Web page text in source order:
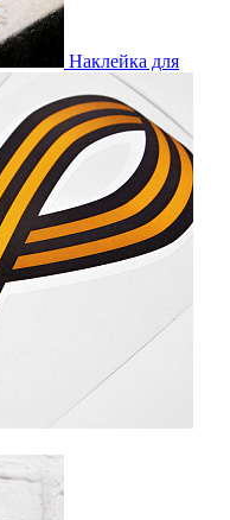
Наклейка для